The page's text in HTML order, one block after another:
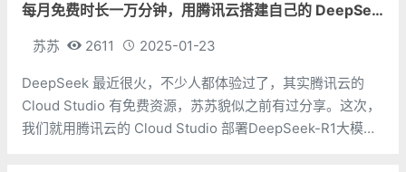
每月免费时长一万分钟，用腾讯云搭建自己的 DeepSeek
苏苏 2611 2025-01-23
DeepSeek 最近很火，不少人都体验过了，其实腾讯云的
Cloud Studio 有免费资源，苏苏貌似之前有过分享。这次，
我们就用腾讯云的 Cloud Studio 部署DeepSeek-R1大模